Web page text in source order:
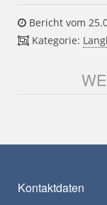
Bericht vom
Kategorie:
Kontaktdaten